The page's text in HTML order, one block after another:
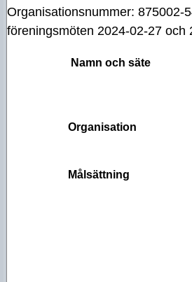
Aktiviteter 2019
Aktiviteter 2018
Aktiviteter 2017
Aktiviteter 2015
Aktiviteter 2013
Organisationsnummer: 875002-
föreningsmöten 2024-02-27 och
Namn och säte
Organisation
Målsättning